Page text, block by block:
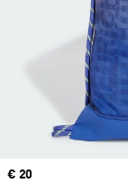
Price
€ 20